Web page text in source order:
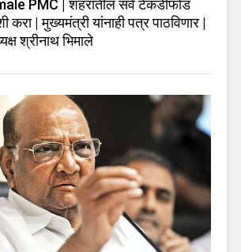
PMC | शहरातील सर्व टेकडीफोड
करा | मुख्यमंत्री यांनाही पत्र पाठविणार |
श्रीनाथ भिमाले